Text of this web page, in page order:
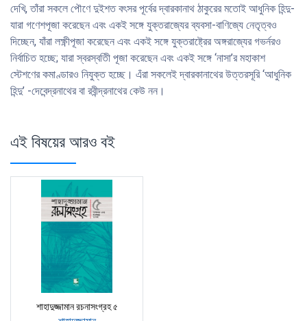
দেখি, তাঁরা সকলে পৌণে দুইশত বৎসর পূর্বের দ্বারকানাথ ঠাকুরের মতোই আধুনিক হিন্দু-
যারা গণেশপূজা করেছেন এবং একই সঙ্গে যুক্তরাজ্যের ব্যবসা-বাণিজ্যে নেতৃত্বও
দিচ্ছেন, যাঁরা লক্ষ্ণীপূজা করেছেন এবং একই সঙ্গে যুক্তরাষ্ট্রের অঙ্গরাজ্যের গভর্নরও
নির্বাচিত হচ্ছে; যারা স্বরস্বতিী পূজা করেছেন এবং একই সঙ্গে ‘নাসা’র মহাকাশ
স্টেশণের কমাণ্ডারও নিযুক্ত হচ্ছে। এঁরা সকলেই দ্বারকানাথের উত্তরসূরি ‘আধুনিক
হিন্দু’ -দেবেন্দ্রনাথের বা রবীন্দ্রনাথের কেউ নন।
এই বিষয়ের আরও বই
শাহাদুজ্জামান রচনাসংগ্রহ ৫